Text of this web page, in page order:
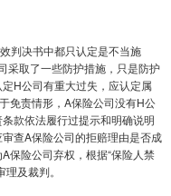
判决书中都只认定是不当施
采取了一些防护措施，只是防护
H公司有重大过失，应认定属
免责情形，A保险公司没有H公
款依法履行过提示和明确说明
查A保险公司的拒赔理由是否成
保险公司弃权，根据“保险人禁
及裁判。